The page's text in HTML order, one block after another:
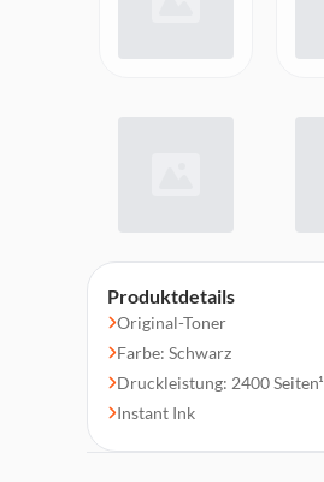
Produktdetails
Original-Toner
Farbe: Schwarz
Druckleistung: 2400 Seiten¹
Instant Ink